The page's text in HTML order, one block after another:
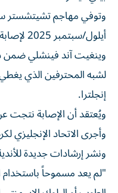
أيلول/
وينغيت آند فينشلي ضمن
لشبه المحترفين الذي
إنجلترا.
ويُعتقد أن الإصابة
وأجرى الاتحاد الإنجليزي
ونشر إرشادات جديدة
"لم يعد مسموحاً